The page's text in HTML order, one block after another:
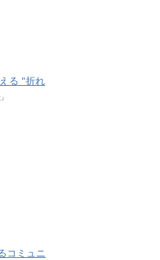
る "折れ
」
コミュニ